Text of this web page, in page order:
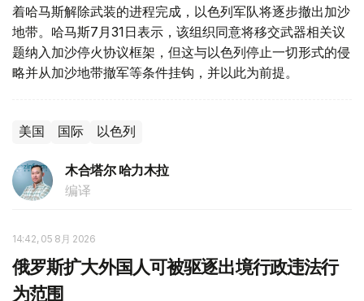
着哈马斯解除武装的进程完成，以色列军队将逐步撤出加沙
地带。哈马斯7月31日表示，该组织同意将移交武器相关议
题纳入加沙停火协议框架，但这与以色列停止一切形式的侵
略并从加沙地带撤军等条件挂钩，并以此为前提。
美国 国际 以色列
木合塔尔 哈力木拉
编译
14:42, 05 8月 2026
俄罗斯扩大外国人可被驱逐出境行政违法行
为范围